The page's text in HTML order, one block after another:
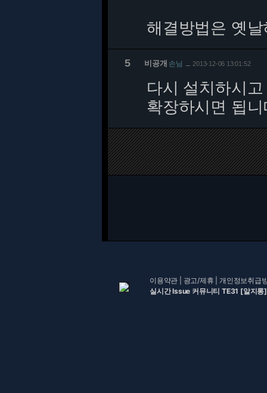
해결방법은 옛
5 비공개 손님 2013-12-06 13:01:52
다시 설치하시
확장하시면 됩
이용약관 광고/제휴 |개인정보취급
실시간 Issue 커뮤니티 TE31 [알지